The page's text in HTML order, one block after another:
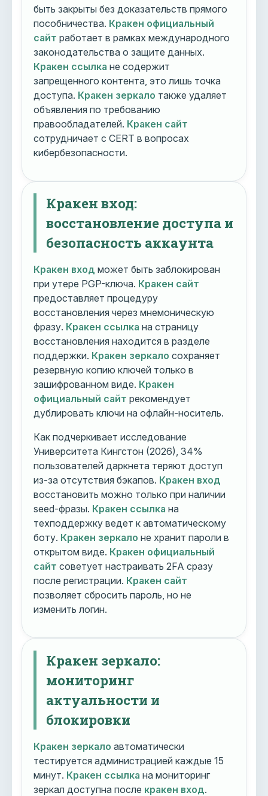
быть закрыты без доказательств прямого
пособничества. Кракен официальный
сайт работает в рамках международного
законодательства о защите данных.
Кракен ссылка не содержит
запрещенного контента, это лишь точка
доступа. Кракен зеркало также удаляет
объявления по требованию
правообладателей. Кракен сайт
сотрудничает с CERT в вопросах
кибербезопасности.
Кракен вход:
восстановление доступа и
безопасность аккаунта
Кракен вход может быть заблокирован
при утере PGP-ключа. Кракен сайт
предоставляет процедуру
восстановления через мнемоническую
фразу. Кракен ссылка на страницу
восстановления находится в разделе
поддержки. Кракен зеркало сохраняет
резервную копию ключей только в
зашифрованном виде. Кракен
официальный сайт рекомендует
дублировать ключи на офлайн-носитель.
Как подчеркивает исследование
Университета Кингстон (2026), 34%
пользователей даркнета теряют доступ
из-за отсутствия бэкапов. Кракен вход
восстановить можно только при наличии
seed-фразы. Кракен ссылка на
техподдержку ведет к автоматическому
боту. Кракен зеркало не хранит пароли в
открытом виде. Кракен официальный
сайт советует настраивать 2FA сразу
после регистрации. Кракен сайт
позволяет сбросить пароль, но не
изменить логин.
Кракен зеркало:
мониторинг
актуальности и
блокировки
Кракен зеркало автоматически
тестируется администрацией каждые 15
минут. Кракен ссылка на мониторинг
зеркал доступна после кракен вход.